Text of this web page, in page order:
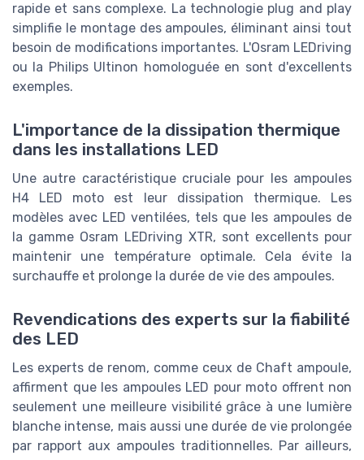
rapide et sans complexe. La technologie plug and play
simplifie le montage des ampoules, éliminant ainsi tout
besoin de modifications importantes. L'Osram LEDriving
ou la Philips Ultinon homologuée en sont d'excellents
exemples.
L'importance de la dissipation thermique
dans les installations LED
Une autre caractéristique cruciale pour les ampoules
H4 LED moto est leur dissipation thermique. Les
modèles avec LED ventilées, tels que les ampoules de
la gamme Osram LEDriving XTR, sont excellents pour
maintenir une température optimale. Cela évite la
surchauffe et prolonge la durée de vie des ampoules.
Revendications des experts sur la fiabilité
des LED
Les experts de renom, comme ceux de Chaft ampoule,
affirment que les ampoules LED pour moto offrent non
seulement une meilleure visibilité grâce à une lumière
blanche intense, mais aussi une durée de vie prolongée
par rapport aux ampoules traditionnelles. Par ailleurs,